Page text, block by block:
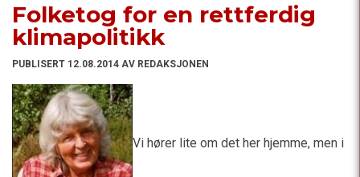
Folketog for en rettferdig
klimapolitikk
PUBLISERT 12.08.2014 AV REDAKSJONEN
Vi hører lite om det her hjemme, men i